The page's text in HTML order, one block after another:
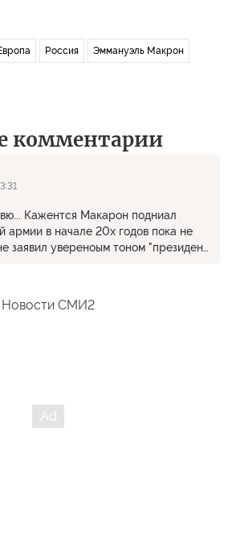
Россия Эммануэль Макрон
комментарии
Кажентся Макарон подниал
армии в начале 20х годов пока не
заявил увереноым тоном "президент
Новости СМИ2